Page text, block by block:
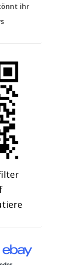
ihr